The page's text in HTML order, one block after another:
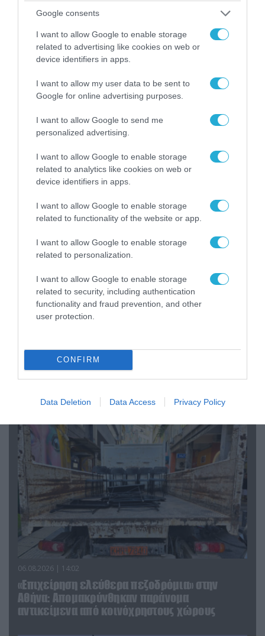
Google consents
I want to allow Google to enable storage
related to advertising like cookies on web or
device identifiers in apps.
I want to allow my user data to be sent to
Google for online advertising purposes.
I want to allow Google to send me
personalized advertising.
I want to allow Google to enable storage
related to analytics like cookies on web or
device identifiers in apps.
I want to allow Google to enable storage
related to functionality of the website or app.
I want to allow Google to enable storage
related to personalization.
I want to allow Google to enable storage
related to security, including authentication
functionality and fraud prevention, and other
user protection.
CONFIRM
Data Deletion Data Access Privacy Policy
08.08.2026 | 09:02
«Η απόλυτη τραγωδία»: Η «αιχμηρή» ανάρτηση
του Αρκά για τα τατουάζ (φωτο)
07.08.2026 | 20:02
Ο Γιάννης Αλαφούζος «τέλειωσε» τον
απομάκρυνσής του
06.08.2026 | 14:02
«Επιχείρηση ελεύθερα πεζοδρόμια» στην
Αθήνα: Απομακρύνθηκαν παράνομα
αντικείμενα από κοινόχρηστους χώρους